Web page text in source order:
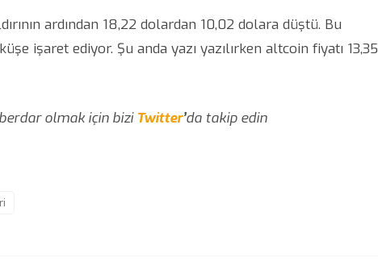
ardından 18,22 dolardan 10,02 dolara düştü. Bu
işaret ediyor. Şu anda yazı yazılırken altcoin fiyatı 13,35
olmak için bizi Twitter’da takip edin